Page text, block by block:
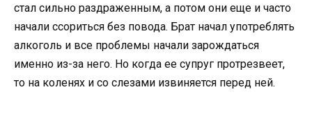
стал сильно раздраженным, а потом они еще и часто
начали ссориться без повода. Брат начал употреблять
алкоголь и все проблемы начали зарождаться
именно из-за него. Но когда ее супруг протрезвеет,
то на коленях и со слезами извиняется перед ней.